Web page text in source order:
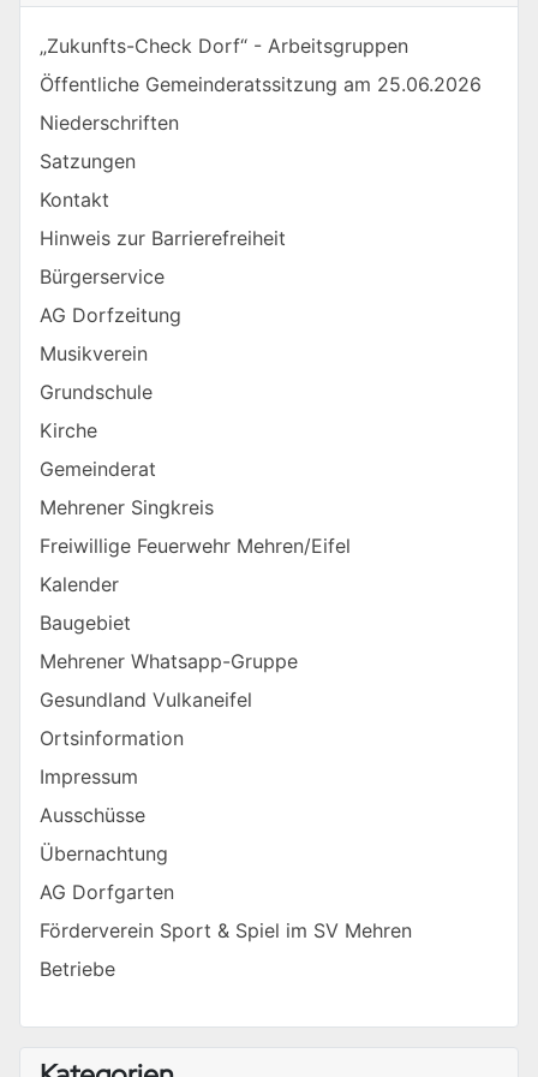
„Zukunfts-Check Dorf“ - Arbeitsgruppen
Öffentliche Gemeinderatssitzung am 25.06.2026
Niederschriften
Satzungen
Kontakt
Hinweis zur Barrierefreiheit
Bürgerservice
AG Dorfzeitung
Musikverein
Grundschule
Kirche
Gemeinderat
Mehrener Singkreis
Freiwillige Feuerwehr Mehren/Eifel
Kalender
Baugebiet
Mehrener Whatsapp-Gruppe
Gesundland Vulkaneifel
Ortsinformation
Impressum
Ausschüsse
Übernachtung
AG Dorfgarten
Förderverein Sport & Spiel im SV Mehren
Betriebe